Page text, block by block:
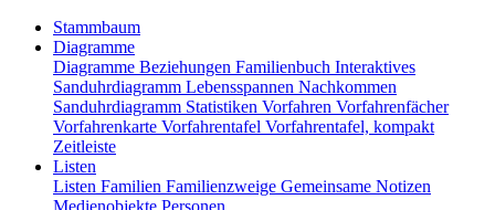
Stammbaum
Diagramme
Diagramme Beziehungen Familienbuch Interaktives
Sanduhrdiagramm Lebensspannen Nachkommen
Sanduhrdiagramm Statistiken Vorfahren Vorfahrenfächer
Vorfahrenkarte Vorfahrentafel Vorfahrentafel, kompakt
Zeitleiste
Listen
Listen Familien Familienzweige Gemeinsame Notizen
Medienobjekte Personen